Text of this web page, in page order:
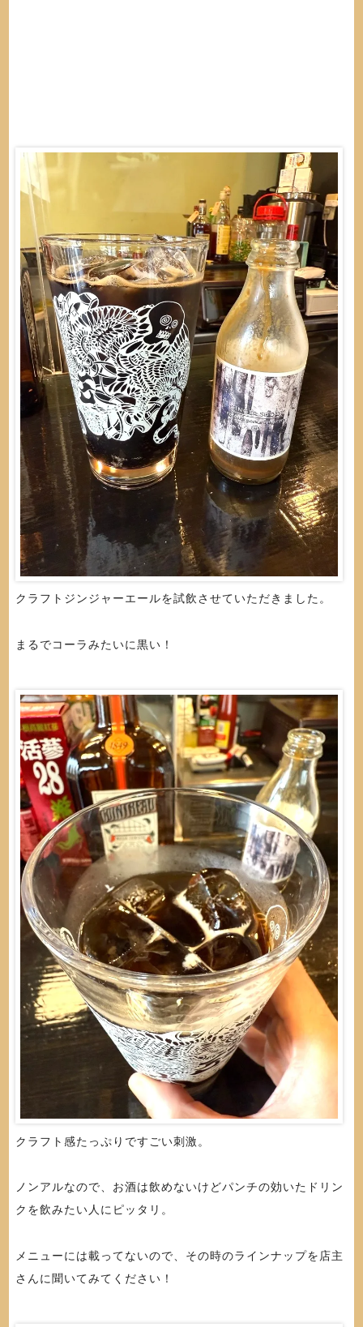
クラフトジンジャーエールを試飲させていただきました。
まるでコーラみたいに黒い！
クラフト感たっぷりですごい刺激。
ノンアルなので、お酒は飲めないけどパンチの効いたドリン
クを飲みたい人にピッタリ。
メニューには載ってないので、その時のラインナップを店主
さんに聞いてみてください！